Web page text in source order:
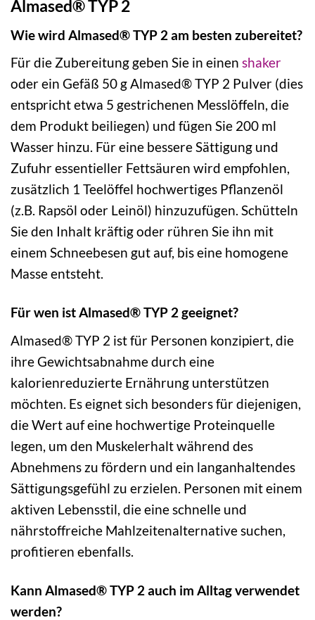
Almased® TYP 2
Wie wird Almased® TYP 2 am besten zubereitet?
Für die Zubereitung geben Sie in einen shaker
oder ein Gefäß 50 g Almased® TYP 2 Pulver (dies
entspricht etwa 5 gestrichenen Messlöffeln, die
dem Produkt beiliegen) und fügen Sie 200 ml
Wasser hinzu. Für eine bessere Sättigung und
Zufuhr essentieller Fettsäuren wird empfohlen,
zusätzlich 1 Teelöffel hochwertiges Pflanzenöl
(z.B. Rapsöl oder Leinöl) hinzuzufügen. Schütteln
Sie den Inhalt kräftig oder rühren Sie ihn mit
einem Schneebesen gut auf, bis eine homogene
Masse entsteht.
Für wen ist Almased® TYP 2 geeignet?
Almased® TYP 2 ist für Personen konzipiert, die
ihre Gewichtsabnahme durch eine
kalorienreduzierte Ernährung unterstützen
möchten. Es eignet sich besonders für diejenigen,
die Wert auf eine hochwertige Proteinquelle
legen, um den Muskelerhalt während des
Abnehmens zu fördern und ein langanhaltendes
Sättigungsgefühl zu erzielen. Personen mit einem
aktiven Lebensstil, die eine schnelle und
nährstoffreiche Mahlzeitenalternative suchen,
profitieren ebenfalls.
Kann Almased® TYP 2 auch im Alltag verwendet
werden?